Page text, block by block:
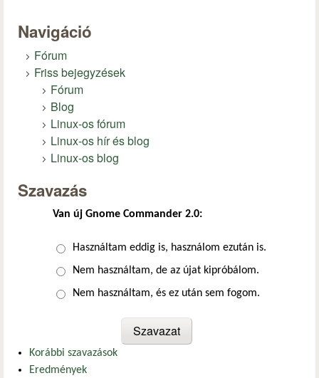
Navigáció
Fórum
Friss bejegyzések
Fórum
Blog
Linux-os fórum
Linux-os hír és blog
Linux-os blog
Szavazás
Van új Gnome Commander 2.0:
Választások
Használtam eddig is, használom ezután is.
Nem használtam, de az újat kipróbálom.
Nem használtam, és ez után sem fogom.
Korábbi szavazások
Eredmények